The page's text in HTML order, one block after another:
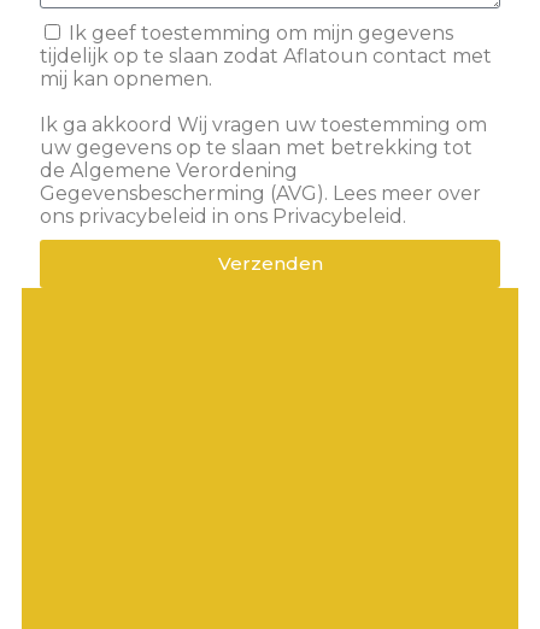
Ik geef toestemming om mijn gegevens
tijdelijk op te slaan zodat Aflatoun contact met
mij kan opnemen.
Ik ga akkoord Wij vragen uw toestemming om
uw gegevens op te slaan met betrekking tot
de Algemene Verordening
Gegevensbescherming (AVG). Lees meer over
ons privacybeleid in ons Privacybeleid.
Verzenden